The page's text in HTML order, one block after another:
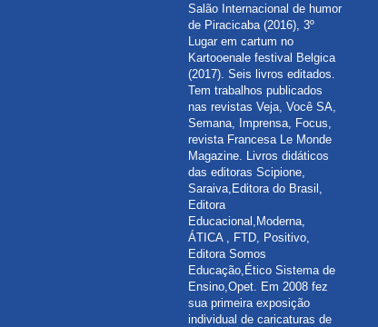
Salão Internacional de humor
de Piracicaba (2016), 3º
Lugar em cartum no
Kartooenale festival Belgica
(2017). Seis livros editados.
Tem trabalhos publicados
nas revistas Veja, Você SA,
Semana, Imprensa, Focus,
revista Francesa Le Monde
Magazine. Livros didáticos
das editoras Scipione,
Saraiva,Editora do Brasil,
Editora
Educacional,Moderna,
ÁTICA , FTD, Positivo,
Editora Somos
Educação,Ético Sistema de
Ensino,Opet. Em 2008 fez
sua primeira exposição
individual de caricaturas de